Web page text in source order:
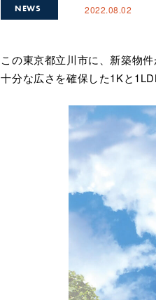
NEWS 2022.08.02
この東京都立川市に、新築物件
十分な広さを確保した1Kと